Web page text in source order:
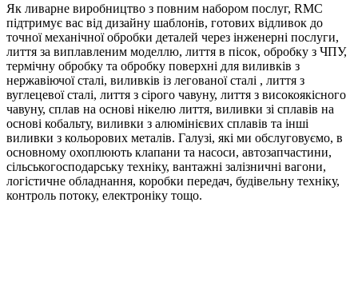
Як ливарне виробництво з повним набором послуг, RMC
підтримує вас від дизайну шаблонів, готових відливок до
точної механічної обробки деталей через інженерні послуги,
лиття за виплавленим моделлю, лиття в пісок, обробку з ЧПУ,
термічну обробку та обробку поверхні для виливків з
нержавіючої сталі, виливків із легованої сталі , лиття з
вуглецевої сталі, лиття з сірого чавуну, лиття з високоякісного
чавуну, сплав на основі нікелю лиття, виливки зі сплавів на
основі кобальту, виливки з алюмінієвих сплавів та інші
виливки з кольорових металів. Галузі, які ми обслуговуємо, в
основному охоплюють клапани та насоси, автозапчастини,
сільськогосподарську техніку, вантажні залізничні вагони,
логістичне обладнання, коробки передач, будівельну техніку,
контроль потоку, електроніку тощо.